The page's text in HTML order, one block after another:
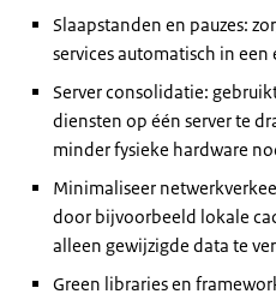
Slaapstanden en pauzes:
services automatisch in
Server consolidatie:
diensten op één server te
minder fysieke hardware
Minimaliseer
door bijvoorbeeld lokale
alleen gewijzigde data te
Green libraries en